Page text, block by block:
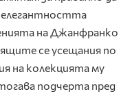
елегантността
на Джанфранко
се усещания по
на колекцията му
подчерта пред